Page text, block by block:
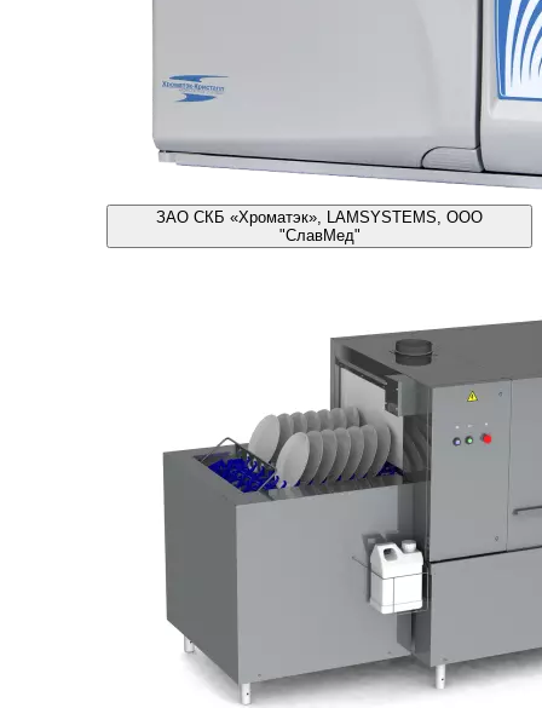
ЗАО СКБ «Хроматэк», LAMSYSTEMS, ООО
"СлавМед"